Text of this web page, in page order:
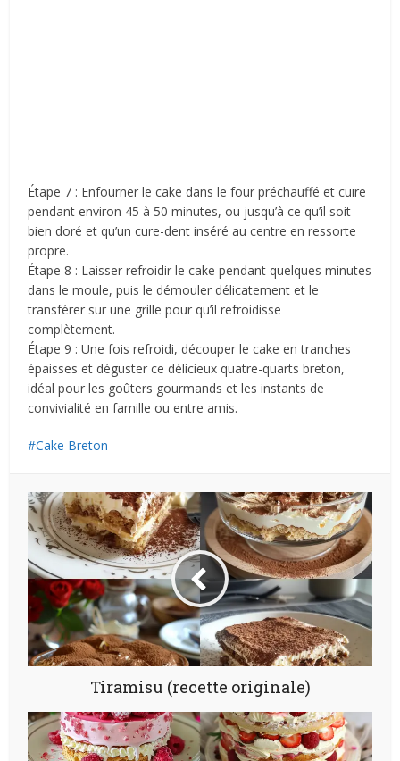
Étape 7 : Enfourner le cake dans le four préchauffé et cuire
pendant environ 45 à 50 minutes, ou jusqu’à ce qu’il soit
bien doré et qu’un cure-dent inséré au centre en ressorte
propre.
Étape 8 : Laisser refroidir le cake pendant quelques minutes
dans le moule, puis le démouler délicatement et le
transférer sur une grille pour qu’il refroidisse
complètement.
Étape 9 : Une fois refroidi, découper le cake en tranches
épaisses et déguster ce délicieux quatre-quarts breton,
idéal pour les goûters gourmands et les instants de
convivialité en famille ou entre amis.
Cake Breton
Tiramisu (recette originale)